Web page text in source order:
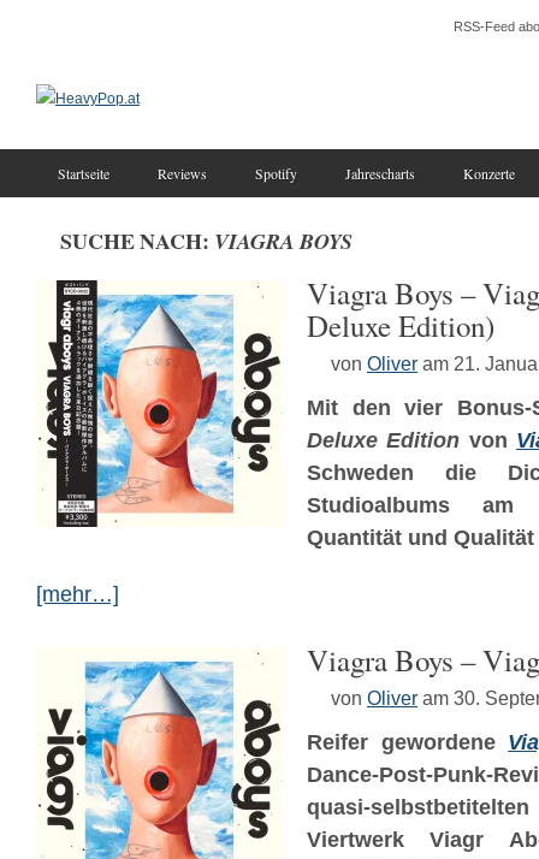
RSS-Feed
Startseite Reviews Spotify Jahrescharts Konzerte
SUCHE NACH: VIAGRA BOYS
Viagra Boys –
Deluxe Edition)
von Oliver am 21.
Mit den vier
Deluxe Edition von
Schweden die
Studioalbums am
Quantität und
[mehr…]
Viagra Boys –
von Oliver am 30.
Reifer gewordene
Dance-Post-Punk-
quasi-selbstbetitelten
Viertwerk Viagr